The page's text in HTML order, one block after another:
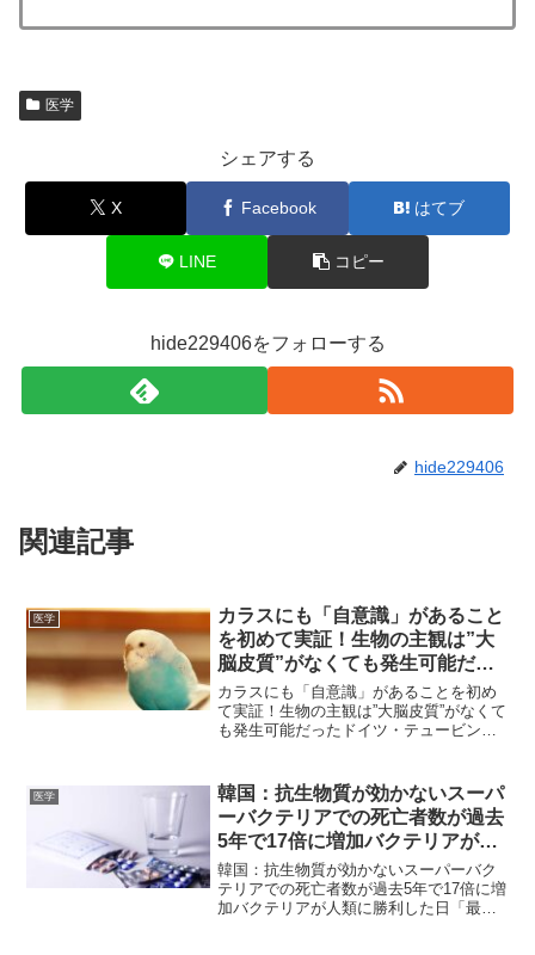
医学
シェアする
X Facebook はてブ
LINE コピー
hide229406をフォローする
hide229406
関連記事
医学
カラスにも「自意識」があること
を初めて実証！生物の主観は”大
脳皮質”がなくても発生可能だっ
た
カラスにも「自意識」があることを初め
て実証！生物の主観は”大脳皮質”がなくて
も発生可能だったドイツ・テュービンゲ
が初めて認められた」と発表しました。
『Science』...
医学
韓国：抗生物質が効かないスーパ
ーバクテリアでの死亡者数が過去
5年で17倍に増加バクテリアが人
類に勝利した日
韓国：抗生物質が効かないスーパーバク
テリアでの死亡者数が過去5年で17倍に増
加バクテリアが人類に勝利した日「最終